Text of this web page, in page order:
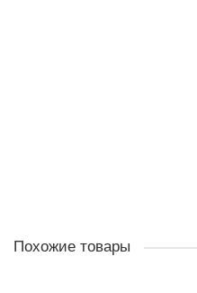
Похожие товары